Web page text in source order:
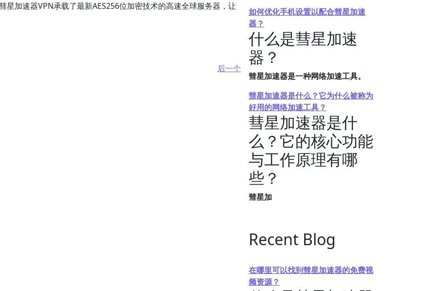
星加速器VPN承载了最新AES256位加密技术的高速全球服务器，让
后一个
如何优化手机设置以配合彗星加速
器？
什么是彗星加速
器？
彗星加速器是一种网络加速工具。
彗星加速器是什么？它为什么被称为
好用的网络加速工具？
彗星加速器是什
么？它的核心功能
与工作原理有哪
些？
彗星加
Recent Blog
在哪里可以找到彗星加速器的免费视
频资源？